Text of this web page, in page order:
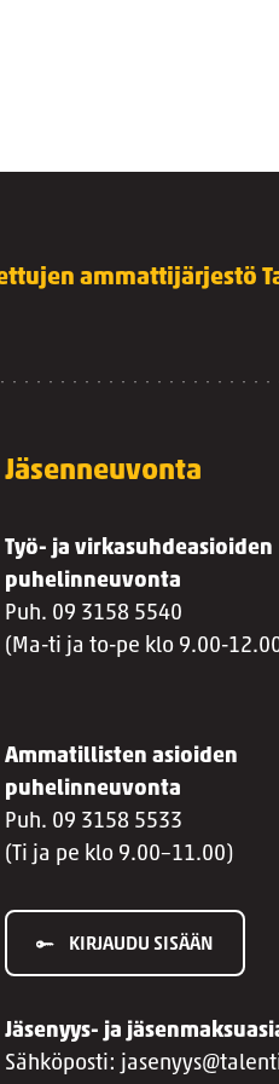
ammattijärjestö
Jäsenneuvonta
Työ- ja virkasuhdeasioiden
puhelinneuvonta
Puh. 09 3158 5540
(Ma-ti ja to-pe klo 9.00-
Ammatillisten asioiden
puhelinneuvonta
Puh. 09 3158 5533
(Ti ja pe klo 9.00–11.00)
KIRJAUDU SISÄÄN
Jäsenyys- ja
Sähköposti: